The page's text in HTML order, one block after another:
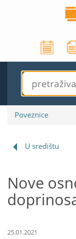
Poveznice
U središtu
Nove
25.01.2021